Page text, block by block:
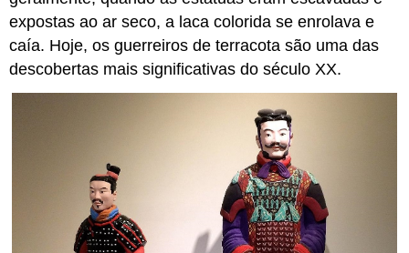
expostas ao ar seco, a laca colorida se enrolava e
caía. Hoje, os guerreiros de terracota são uma das
descobertas mais significativas do século XX.